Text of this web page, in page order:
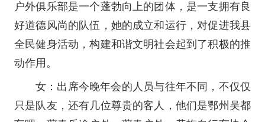
户外俱乐部是一个蓬勃向上的团体，是一支拥有良
好道德风尚的队伍，她的成立和运行，对促进我县
全民健身活动，构建和谐文明社会起到了积极的推
动作用。
女：出席今晚年会的人员与往年不同，不仅仅
只是队友，还有几位尊贵的客人，他们是鄂州吴都